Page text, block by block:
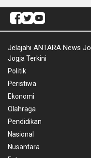
Jelajahi ANTARA News
Jogja Terkini
Politik
Peristiwa
Ekonomi
Olahraga
Pendidikan
Nasional
Nusantara